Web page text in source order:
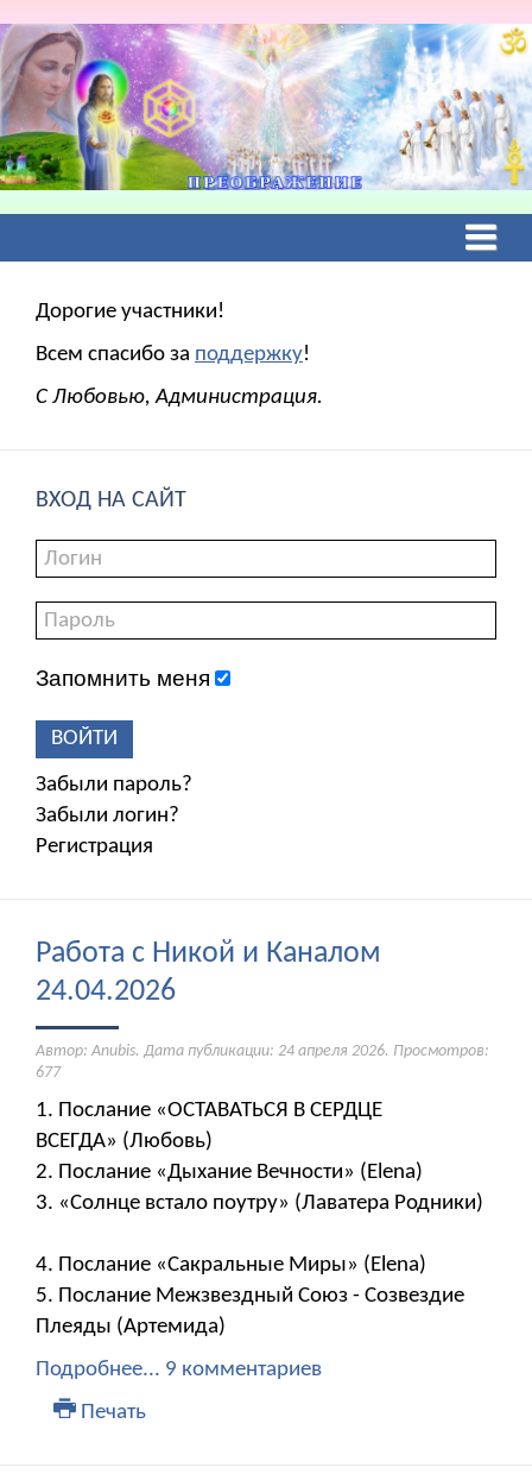
Дорогие участники!
Всем спасибо за поддержку!
С Любовью, Администрация.
ВХОД НА САЙТ
Запомнить меня
ВОЙТИ
Забыли пароль?
Забыли логин?
Регистрация
Работа с Никой и Каналом
24.04.2026
Автор: Anubis. Дата публикации: 24 апреля 2026. Просмотров:
677
1. Послание «ОСТАВАТЬСЯ В СЕРДЦЕ
ВСЕГДА» (Любовь)
2. Послание «Дыхание Вечности» (Elena)
3. «Солнце встало поутру» (Лаватера Родники)
4. Послание «Сакральные Миры» (Elena)
5. Послание Межзвездный Союз - Созвездие
Плеяды (Артемида)
Подробнее... 9 комментариев
Печать